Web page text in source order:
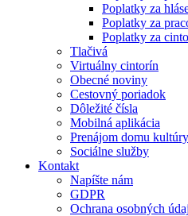
Poplatky za
Poplatky za
Poplatky za
Tlačivá
Virtuálny cintorín
Obecné noviny
Cestovný poriadok
Dôležité čísla
Mobilná aplikácia
Prenájom domu kultúry
Sociálne služby
Kontakt
Napíšte nám
GDPR
Ochrana osobných